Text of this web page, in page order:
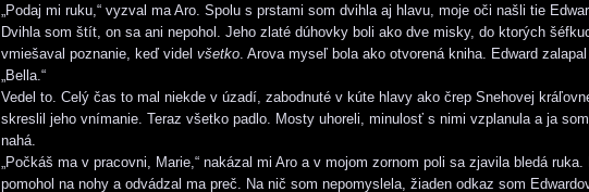
„Podaj mi ruku,“ vyzval ma Aro. Spolu s prstami som dvihla aj hlavu, moje oči našli tie
Dvihla som štít, on sa ani nepohol. Jeho zlaté dúhovky boli ako dve misky, do ktorých
vmiešaval poznanie, keď videl všetko . Arova myseľ bola ako otvorená kniha. Edward zalapal
„Bella.“
Vedel to. Celý čas to mal niekde v úzadí, zabodnuté v kúte hlavy ako črep Snehovej
skreslil jeho vnímanie. Teraz všetko padlo. Mosty uhoreli, minulosť s nimi vzplanula a ja
nahá.
„Počkáš ma v pracovni, Marie,“ nakázal mi Aro a v mojom zornom poli sa zjavila bledá ruka.
pomohol na nohy a odvádzal ma preč. Na nič som nepomyslela, žiaden odkaz som